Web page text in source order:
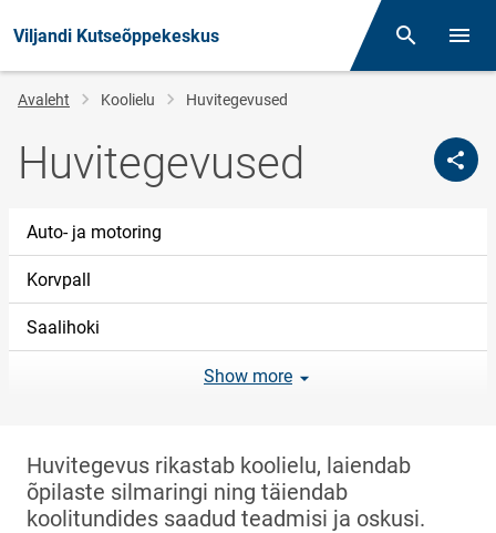
Viljandi Kutseõppekeskus Otsing
Jälglink
Avaleht Koolielu Huvitegevused
Huvitegevused
Auto- ja motoring
Korvpall
Saalihoki
Show more
Huvitegevus rikastab koolielu, laiendab
õpilaste silmaringi ning täiendab
koolitundides saadud teadmisi ja oskusi.